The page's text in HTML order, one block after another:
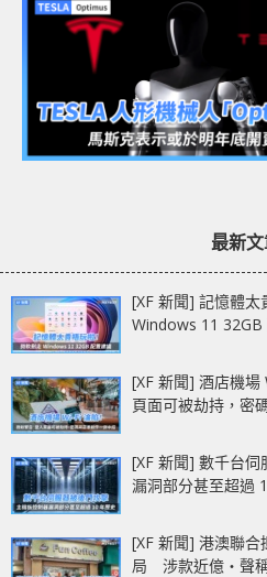
最新
[XF 新聞] 記憶體
Windows 11 32GB
[XF 新聞] 酒店機
頁面可被劫持，密
[XF 新聞] 數千台
漏洞部分甚至超過
[XF 新聞] 港澳聯
局 涉款近億‧聲